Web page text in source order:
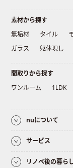
素材から探す
無垢材
タイル
ガラス
躯体現し
間取りから探す
ワンルーム
1LDK
nuについて
サービス
リノベ後の暮ら